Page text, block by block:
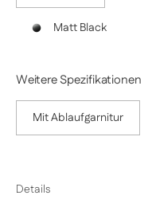
Matt Black
Weitere Spezifikationen
Mit Ablaufgarnitur
Details